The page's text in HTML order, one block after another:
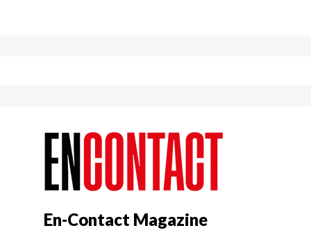
En-Contact Magazine